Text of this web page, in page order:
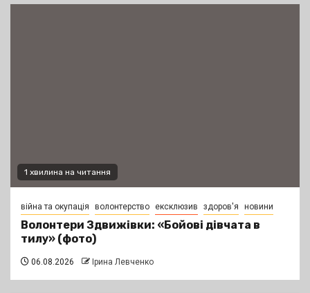
1 хвилина на читання
війна та окупація волонтерство ексклюзив здоров'я новини
Волонтери Здвижівки: «Бойові дівчата в
тилу» (фото)
06.08.2026 Ірина Левченко